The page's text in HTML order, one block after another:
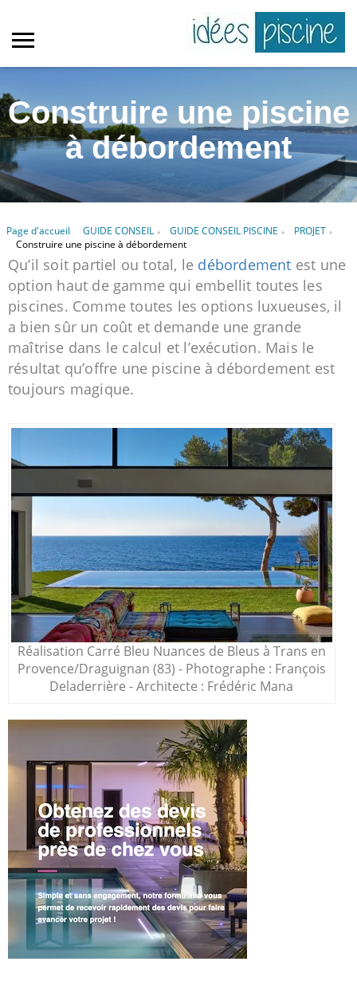
Construire une piscine
à débordement
Page d'accueil GUIDE CONSEIL » GUIDE CONSEIL PISCINE » PROJET »
Construire une piscine à débordement
Qu’il soit partiel ou total, le débordement est une
option haut de gamme qui embellit toutes les
piscines. Comme toutes les options luxueuses, il
a bien sûr un coût et demande une grande
maîtrise dans le calcul et l’exécution. Mais le
résultat qu’offre une piscine à débordement est
toujours magique.
Réalisation Carré Bleu Nuances de Bleus à Trans en
Provence/Draguignan (83) - Photographe : François
Deladerrière - Architecte : Frédéric Mana